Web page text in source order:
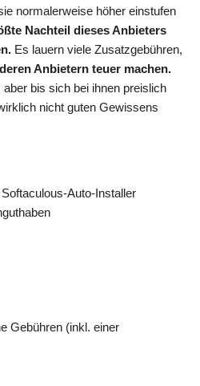
normalerweise höher einstufen
Nachteil dieses Anbieters
Es lauern viele Zusatzgebühren,
Anbietern teuer machen.
bis sich bei ihnen preislich
nicht guten Gewissens
Auto-Installer
Gebühren (inkl. einer